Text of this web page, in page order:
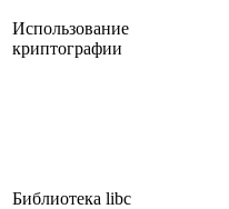
Использование
криптографии
Библиотека libc